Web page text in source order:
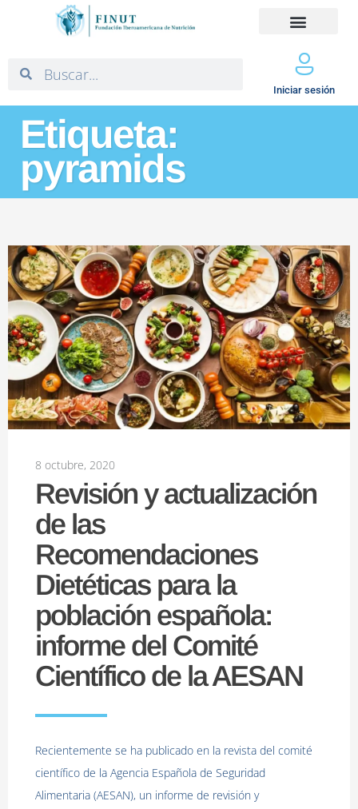
Iniciar sesión
Etiqueta:
pyramids
8 octubre, 2020
Revisión y actualización
de las
Recomendaciones
Dietéticas para la
población española:
informe del Comité
Científico de la AESAN
Recientemente se ha publicado en la revista del comité
científico de la Agencia Española de Seguridad
Alimentaria (AESAN), un informe de revisión y